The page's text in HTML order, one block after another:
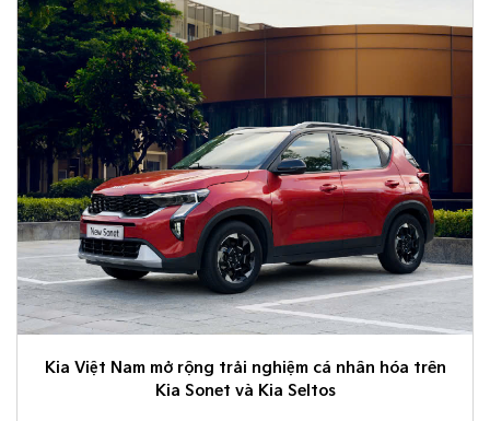
Kia Việt Nam mở rộng trải nghiệm cá nhân hóa trên
Kia Sonet và Kia Seltos